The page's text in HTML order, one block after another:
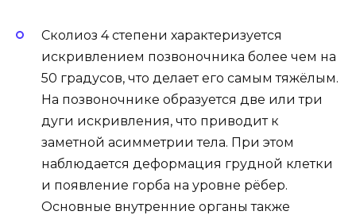
Сколиоз 4 степени характеризуется
искривлением позвоночника более чем на
50 градусов, что делает его самым тяжёлым.
На позвоночнике образуется две или три
дуги искривления, что приводит к
заметной асимметрии тела. При этом
наблюдается деформация грудной клетки
и появление горба на уровне рёбер.
Основные внутренние органы также